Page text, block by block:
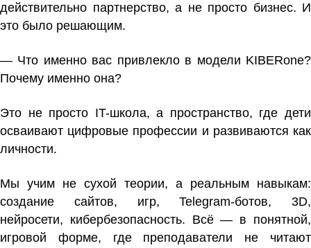
действительно партнерство, а не просто бизнес. И
это было решающим.
— Что именно вас привлекло в модели KIBERone?
Почему именно она?
Это не просто IT-школа, а пространство, где дети
осваивают цифровые профессии и развиваются как
личности.
Мы учим не сухой теории, а реальным навыкам:
создание сайтов, игр, Telegram-ботов, 3D,
нейросети, кибербезопасность. Всё — в понятной,
игровой форме, где преподаватели не читают